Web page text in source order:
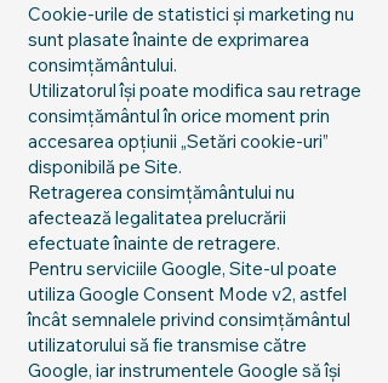
Cookie-urile de statistici și marketing nu
sunt plasate înainte de exprimarea
consimțământului.
Utilizatorul își poate modifica sau retrage
consimțământul în orice moment prin
accesarea opțiunii „Setări cookie-uri”
disponibilă pe Site.
Retragerea consimțământului nu
afectează legalitatea prelucrării
efectuate înainte de retragere.
Pentru serviciile Google, Site-ul poate
utiliza Google Consent Mode v2, astfel
încât semnalele privind consimțământul
utilizatorului să fie transmise către
Google, iar instrumentele Google să își